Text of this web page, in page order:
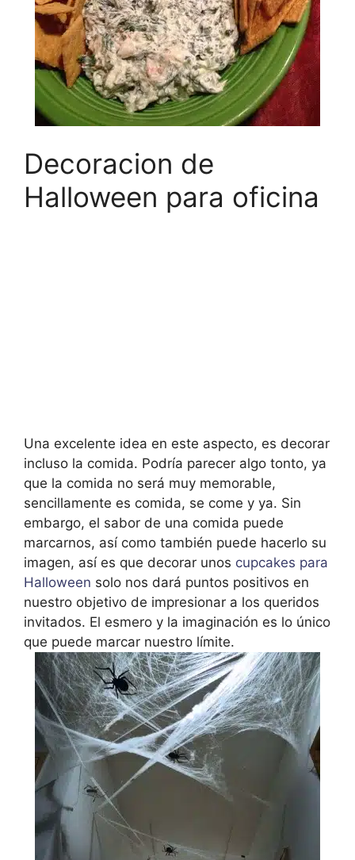
Decoracion de
Halloween para oficina
Una excelente idea en este aspecto, es decorar
incluso la comida. Podría parecer algo tonto, ya
que la comida no será muy memorable,
sencillamente es comida, se come y ya. Sin
embargo, el sabor de una comida puede
marcarnos, así como también puede hacerlo su
imagen, así es que decorar unos cupcakes para
Halloween solo nos dará puntos positivos en
nuestro objetivo de impresionar a los queridos
invitados. El esmero y la imaginación es lo único
que puede marcar nuestro límite.